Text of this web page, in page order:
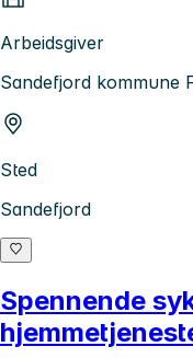
Arbeidsgiver
Sandefjord kommune
Sted
Sandefjord
Spennende